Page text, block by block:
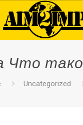
Что
Uncategorized